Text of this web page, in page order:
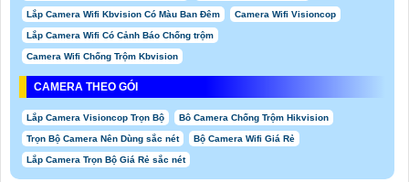
Lắp Camera Wifi Kbvision Có Màu Ban Đêm Camera Wifi Visioncop
Lắp Camera Wifi Có Cảnh Báo Chống trộm
Camera Wifi Chống Trộm Kbvision
CAMERA THEO GÓI
Lắp Camera Visioncop Trọn Bộ Bô Camera Chống Trộm Hikvision
Trọn Bộ Camera Nên Dùng sắc nét Bộ Camera Wifi Giá Rẻ
Lắp Camera Trọn Bộ Giá Rẻ sắc nét